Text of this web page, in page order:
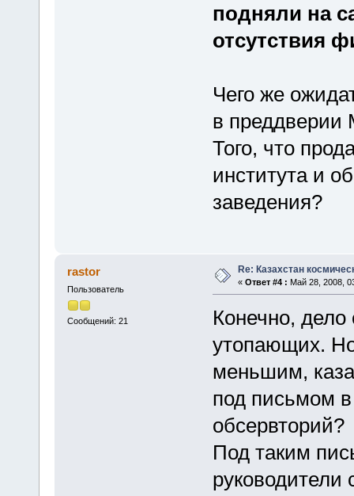
подняли на
отсутствия
Чего же
в преддверии
Того, что
института и
заведения?
rastor
Пользователь
Сообщений: 21
Re: Казахстан
« Ответ #4 : Май 28, 2008,
Конечно, дело
утопающих.
меньшим,
под письмом
обсервторий?
Под таким
руководители